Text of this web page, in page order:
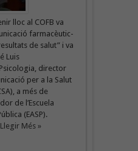
lloc al COFB va
farmacèutic-
de salut” i va
Luis
director
per a la Salut
a més de
de l’Escuela
(EASP).
Llegir Més »